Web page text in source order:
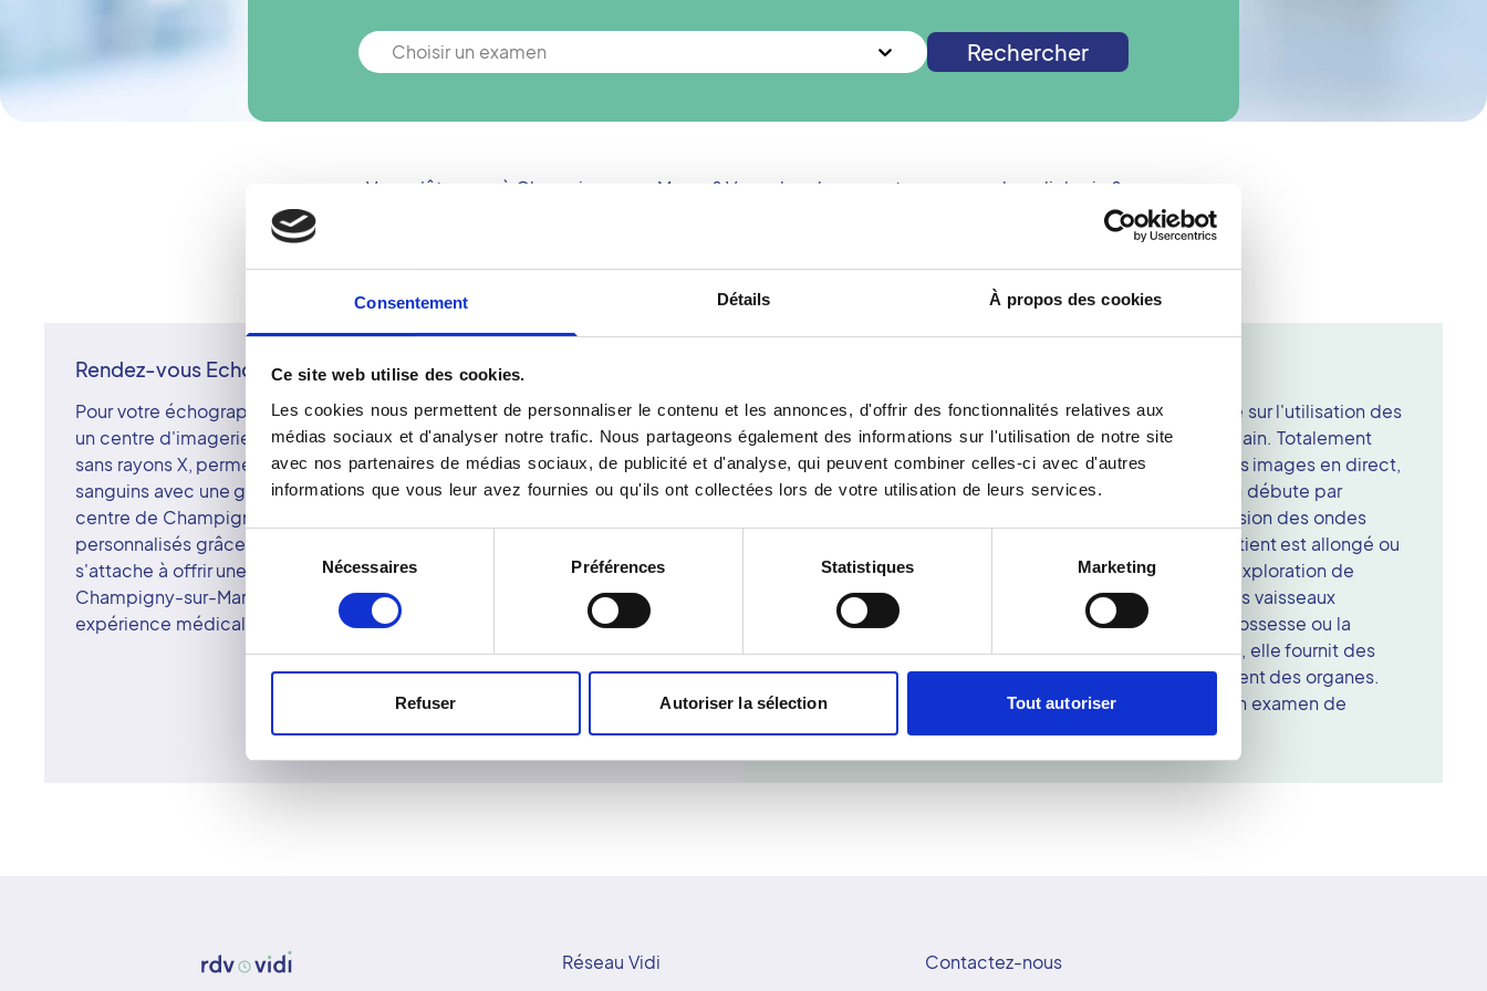
Consentement Détails À propos des cookies
Ce site web utilise des cookies.
Les cookies nous permettent de personnaliser le contenu et les annonces, d'offrir des fonctionnalités relatives aux
médias sociaux et d'analyser notre trafic. Nous partageons également des informations sur l'utilisation de notre site
avec nos partenaires de médias sociaux, de publicité et d'analyse, qui peuvent combiner celles-ci avec d'autres
informations que vous leur avez fournies ou qu'ils ont collectées lors de votre utilisation de leurs services.
du
consentement
Nécessaires Préférences Statistiques Marketing
Refuser Autoriser la sélection Tout autoriser
Choisir un examen Rechercher
Vous n'êtes pas à Champigny-sur-Marne
? Vous cherchez un autre examen de radiologie ?
Rendez-vous Echographie à Champigny Sur Marne
Pour votre échographie à Champigny-sur-Marne, prenez rendez-vous dans
un centre d'imagerie membre du réseau Vidi. L'échographie, indolore et
sans rayons X, permet d'examiner les organes internes, les tissus et les flux
sanguins avec une grande précision. Les radiologues surspécialisés du
centre de Champigny-sur-Marne assurent des diagnostics fiables et
personnalisés grâce à des équipements modernes. Le réseau Vidi
s'attache à offrir une radiologie d'excellence, accessible et humaine. À
Champigny-sur-Marne, le patient bénéficie d'un suivi attentif et d'une
expérience médicale empreinte de confiance et de bienveillance.
L'échographie est une technique d'imagerie qui repose sur l'utilisation des
ultrasons pour observer les tissus internes du corps humain. Totalement
indolore et sans rayonnement, elle permet d'obtenir des images en direct,
rendant possible une exploration dynamique. L'examen débute par
l'application d'un gel sur la peau, qui facilite la transmission des ondes
entre la sonde et le corps. Selon la zone à étudier, le patient est allongé ou
légèrement incliné. L'échographie est indiquée pour l'exploration de
l'abdomen, du petit bassin, de la thyroïde ou encore des vaisseaux
sanguins. Elle peut aussi être utilisée dans le suivi de grossesse ou la
surveillance d'un traitement. Réalisée par un radiologue, elle fournit des
informations précises sur la structure et le fonctionnement des organes.
Grâce à sa rapidité et à sa sécurité, l'échographie est un examen de
référence dans le diagnostic médical.
Réseau Vidi Contactez-nous